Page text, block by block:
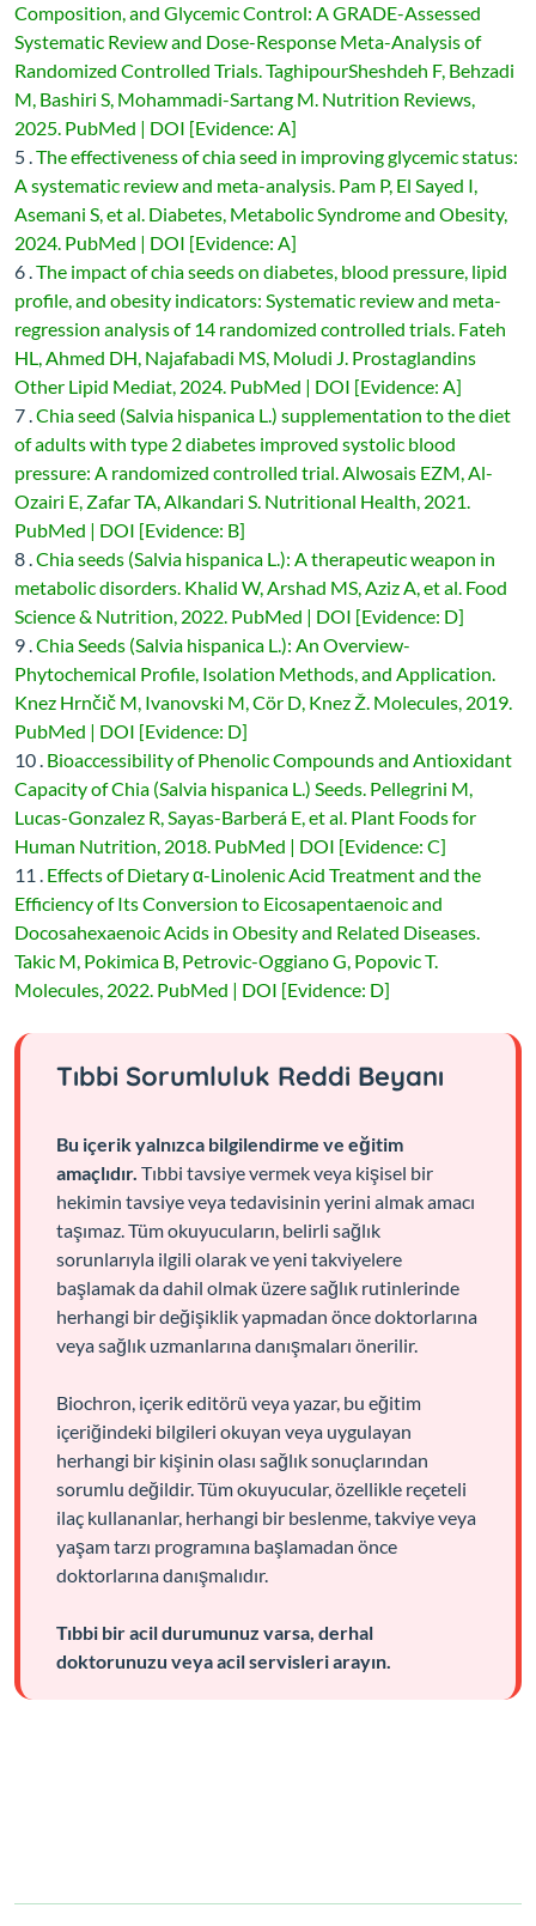
Composition, and Glycemic Control: A GRADE-Assessed
Systematic Review and Dose-Response Meta-Analysis of
Randomized Controlled Trials. TaghipourSheshdeh F, Behzadi
M, Bashiri S, Mohammadi-Sartang M. Nutrition Reviews,
2025. PubMed | DOI [Evidence: A]
5 .The effectiveness of chia seed in improving glycemic status:
A systematic review and meta-analysis. Pam P, El Sayed I,
Asemani S, et al. Diabetes, Metabolic Syndrome and Obesity,
2024. PubMed | DOI [Evidence: A]
6 .The impact of chia seeds on diabetes, blood pressure, lipid
profile, and obesity indicators: Systematic review and meta-
regression analysis of 14 randomized controlled trials. Fateh
HL, Ahmed DH, Najafabadi MS, Moludi J. Prostaglandins
Other Lipid Mediat, 2024. PubMed | DOI [Evidence: A]
7 .Chia seed (Salvia hispanica L.) supplementation to the diet
of adults with type 2 diabetes improved systolic blood
pressure: A randomized controlled trial. Alwosais EZM, Al-
Ozairi E, Zafar TA, Alkandari S. Nutritional Health, 2021.
PubMed | DOI [Evidence: B]
8 .Chia seeds (Salvia hispanica L.): A therapeutic weapon in
metabolic disorders. Khalid W, Arshad MS, Aziz A, et al. Food
Science & Nutrition, 2022. PubMed | DOI [Evidence: D]
9 .Chia Seeds (Salvia hispanica L.): An Overview-
Phytochemical Profile, Isolation Methods, and Application.
Knez Hrnčič M, Ivanovski M, Cör D, Knez Ž. Molecules, 2019.
PubMed | DOI [Evidence: D]
10 . Bioaccessibility of Phenolic Compounds and Antioxidant
Capacity of Chia (Salvia hispanica L.) Seeds. Pellegrini M,
Lucas-Gonzalez R, Sayas-Barberá E, et al. Plant Foods for
Human Nutrition, 2018. PubMed | DOI [Evidence: C]
11 . Effects of Dietary α-Linolenic Acid Treatment and the
Efficiency of Its Conversion to Eicosapentaenoic and
Docosahexaenoic Acids in Obesity and Related Diseases.
Takic M, Pokimica B, Petrovic-Oggiano G, Popovic T.
Molecules, 2022. PubMed | DOI [Evidence: D]
Tıbbi Sorumluluk Reddi Beyanı
Bu içerik yalnızca bilgilendirme ve eğitim
amaçlıdır. Tıbbi tavsiye vermek veya kişisel bir
hekimin tavsiye veya tedavisinin yerini almak amacı
taşımaz. Tüm okuyucuların, belirli sağlık
sorunlarıyla ilgili olarak ve yeni takviyelere
başlamak da dahil olmak üzere sağlık rutinlerinde
herhangi bir değişiklik yapmadan önce doktorlarına
veya sağlık uzmanlarına danışmaları önerilir.
Biochron, içerik editörü veya yazar, bu eğitim
içeriğindeki bilgileri okuyan veya uygulayan
herhangi bir kişinin olası sağlık sonuçlarından
sorumlu değildir. Tüm okuyucular, özellikle reçeteli
ilaç kullananlar, herhangi bir beslenme, takviye veya
yaşam tarzı programına başlamadan önce
doktorlarına danışmalıdır.
Tıbbi bir acil durumunuz varsa, derhal
doktorunuzu veya acil servisleri arayın.